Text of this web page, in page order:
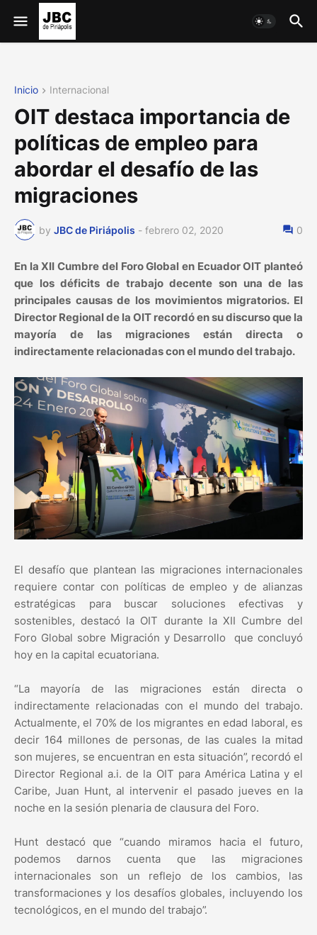
Inicio Internacional
OIT destaca importancia de
políticas de empleo para
abordar el desafío de las
migraciones
by JBC de Piriápolis - febrero 02, 2020 0
En la XII Cumbre del Foro Global en Ecuador OIT planteó
que los déficits de trabajo decente son una de las
principales causas de los movimientos migratorios. El
Director Regional de la OIT recordó en su discurso que la
mayoría de las migraciones están directa o
indirectamente relacionadas con el mundo del trabajo.
El desafío que plantean las migraciones internacionales
requiere contar con políticas de empleo y de alianzas
estratégicas para buscar soluciones efectivas y
sostenibles, destacó la OIT durante la XII Cumbre del
Foro Global sobre Migración y Desarrollo que concluyó
hoy en la capital ecuatoriana.
“La mayoría de las migraciones están directa o
indirectamente relacionadas con el mundo del trabajo.
Actualmente, el 70% de los migrantes en edad laboral, es
decir 164 millones de personas, de las cuales la mitad
son mujeres, se encuentran en esta situación”, recordó el
Director Regional a.i. de la OIT para América Latina y el
Caribe, Juan Hunt, al intervenir el pasado jueves en la
noche en la sesión plenaria de clausura del Foro.
Hunt destacó que “cuando miramos hacia el futuro,
podemos darnos cuenta que las migraciones
internacionales son un reflejo de los cambios, las
transformaciones y los desafíos globales, incluyendo los
tecnológicos, en el mundo del trabajo”.